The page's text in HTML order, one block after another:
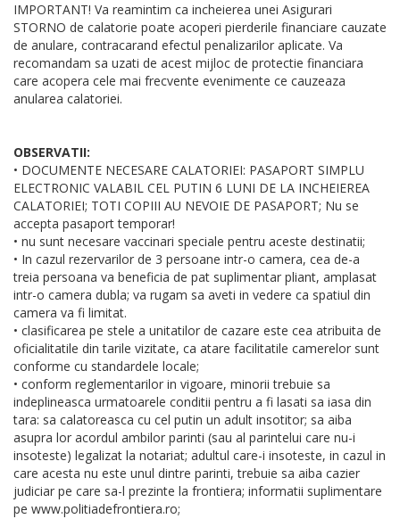
IMPORTANT! Va reamintim ca incheierea unei Asigurari
STORNO de calatorie poate acoperi pierderile financiare cauzate
de anulare, contracarand efectul penalizarilor aplicate. Va
recomandam sa uzati de acest mijloc de protectie financiara
care acopera cele mai frecvente evenimente ce cauzeaza
anularea calatoriei.
OBSERVATII:
• DOCUMENTE NECESARE CALATORIEI: PASAPORT SIMPLU
ELECTRONIC VALABIL CEL PUTIN 6 LUNI DE LA INCHEIEREA
CALATORIEI; TOTI COPIII AU NEVOIE DE PASAPORT; Nu se
accepta pasaport temporar!
• nu sunt necesare vaccinari speciale pentru aceste destinatii;
• In cazul rezervarilor de 3 persoane intr-o camera, cea de-a
treia persoana va beneficia de pat suplimentar pliant, amplasat
intr-o camera dubla; va rugam sa aveti in vedere ca spatiul din
camera va fi limitat.
• clasificarea pe stele a unitatilor de cazare este cea atribuita de
oficialitatile din tarile vizitate, ca atare facilitatile camerelor sunt
conforme cu standardele locale;
• conform reglementarilor in vigoare, minorii trebuie sa
indeplineasca urmatoarele conditii pentru a fi lasati sa iasa din
tara: sa calatoreasca cu cel putin un adult insotitor; sa aiba
asupra lor acordul ambilor parinti (sau al parintelui care nu-i
insoteste) legalizat la notariat; adultul care-i insoteste, in cazul in
care acesta nu este unul dintre parinti, trebuie sa aiba cazier
judiciar pe care sa-l prezinte la frontiera; informatii suplimentare
pe www.politiadefrontiera.ro;